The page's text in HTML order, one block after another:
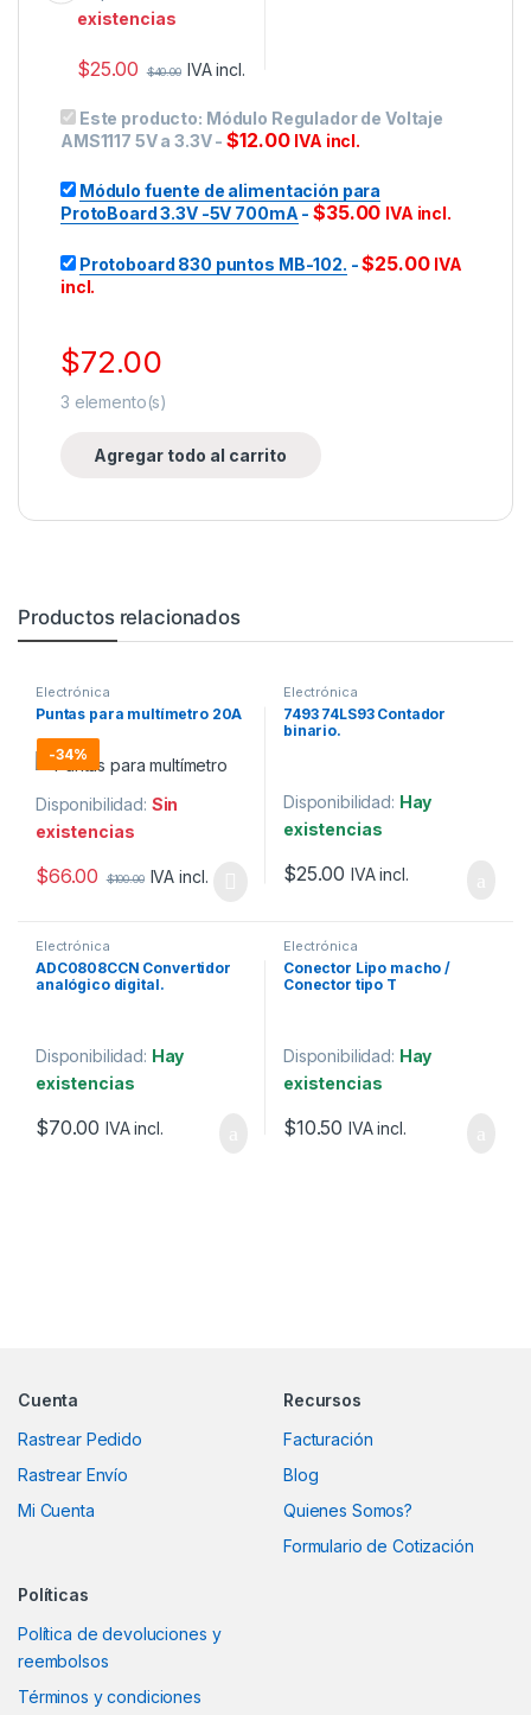
existencias
$25.00 $40.00 IVA incl.
Este producto: Módulo Regulador de Voltaje
AMS1117 5V a 3.3V-$12.00 IVA incl.
Módulo fuente de alimentación para
ProtoBoard 3.3V -5V 700mA -$35.00 IVA incl.
Protoboard 830 puntos MB-102. -$25.00 IVA
incl.
$72.00
3 elemento(s)
Agregar todo al carrito
Productos relacionados
Electrónica
Puntas para multímetro 20A
-34%
Disponibilidad: Sin
existencias
$66.00 $100.00 IVA incl.
Electrónica
7493 74LS93 Contador
binario.
Disponibilidad: Hay
existencias
$25.00 IVA incl.
Electrónica
ADC0808CCN Convertidor
analógico digital.
Disponibilidad: Hay
existencias
$70.00 IVA incl.
Electrónica
Conector Lipo macho /
Conector tipo T
Disponibilidad: Hay
existencias
$10.50 IVA incl.
Cuenta
Rastrear Pedido
Rastrear Envío
Mi Cuenta
Recursos
Facturación
Blog
Quienes Somos?
Formulario de Cotización
Políticas
Política de devoluciones y
reembolsos
Términos y condiciones